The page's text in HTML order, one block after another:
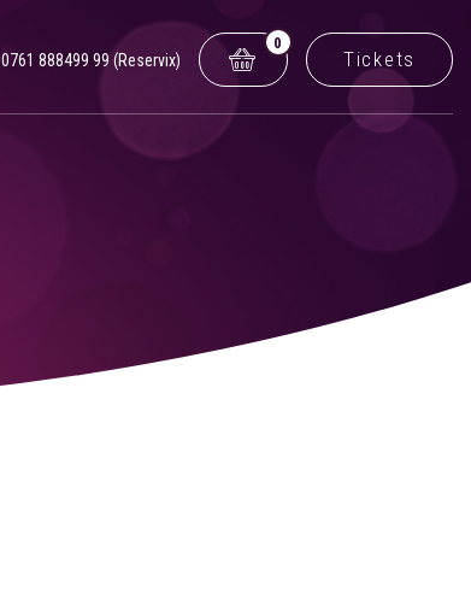
0761 888499 99 (Reservix)
0
Tickets